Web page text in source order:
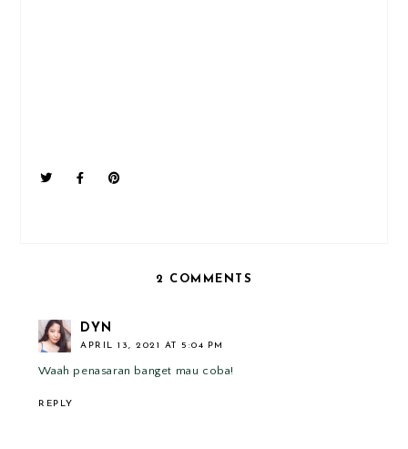
2 COMMENTS
DYN
APRIL 13, 2021 AT 5:04 PM
Waah penasaran banget mau coba!
REPLY